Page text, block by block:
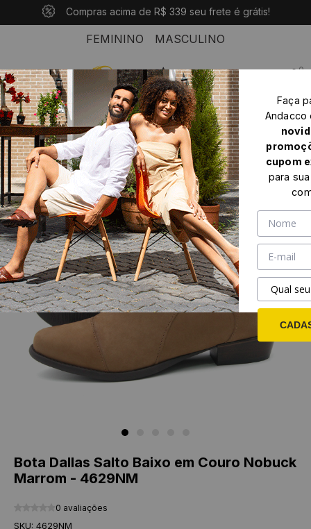
Compras acima de R$ 339 seu frete é grátis!
Pague em até 10x sem juros
10% OFF com o cupom: PRIMEIROANDACCO
FEMININO MASCULINO
0
Home Feminino
Bota cano baixo
Bota Dallas Salto Baixo em Couro Nobuck Marrom - 4629NM
Bota Dallas Salto Baixo em Couro Nobuck
Marrom - 4629NM
0 avaliações
SKU: 4629NM
Faça
cupom
para